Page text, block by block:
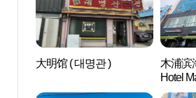
大明馆 ( 대명관 )
木浦滨
Hotel
마리